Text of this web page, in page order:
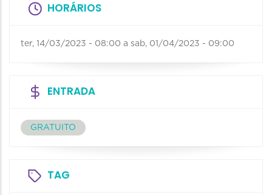
HORÁRIOS
ter, 14/03/2023 - 08:00 a sab, 01/04/2023 - 09:00
ENTRADA
GRATUITO
TAG